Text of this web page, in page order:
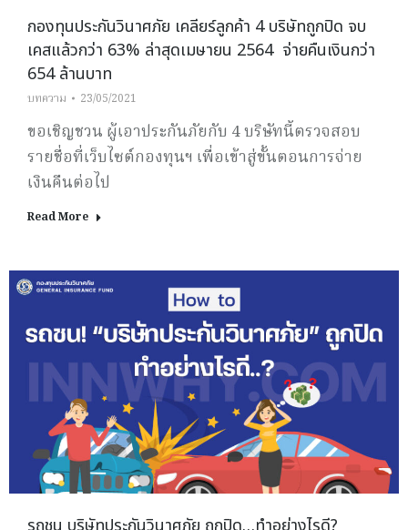
กองทุนประกันวินาศภัย เคลียร์ลูกค้า 4 บริษัทถูกปิด จบ
เคสแล้วกว่า 63% ล่าสุดเมษายน 2564 จ่ายคืนเงินกว่า
654 ล้านบาท
บทความ 23/05/2021
ขอเชิญชวน ผู้เอาประกันภัยกับ 4 บริษัทนี้ตรวจสอบ
รายชื่อที่เว็บไซต์กองทุนฯ เพื่อเข้าสู่ขั้นตอนการจ่าย
เงินคืนต่อไป
Read More